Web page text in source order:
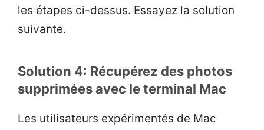
les étapes ci-dessus. Essayez la solution
suivante.
Solution 4: Récupérez des photos
supprimées avec le terminal Mac
Les utilisateurs expérimentés de Mac